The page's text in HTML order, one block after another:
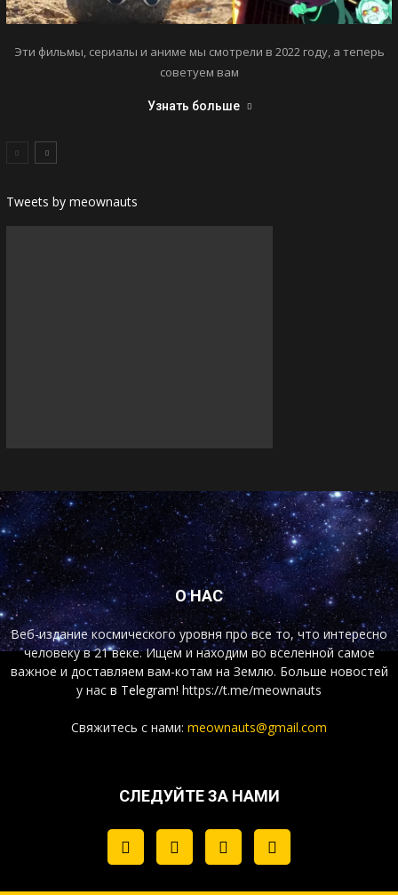
Эти фильмы, сериалы и аниме мы смотрели в 2022 году, а теперь
советуем вам
Узнать больше
Tweets by meownauts
О НАС
Веб-издание космического уровня про все то, что интересно
человеку в 21 веке. Ищем и находим во вселенной самое
важное и доставляем вам-котам на Землю. Больше новостей
у нас в Telegram! https://t.me/meownauts
Свяжитесь с нами: meownauts@gmail.com
СЛЕДУЙТЕ ЗА НАМИ